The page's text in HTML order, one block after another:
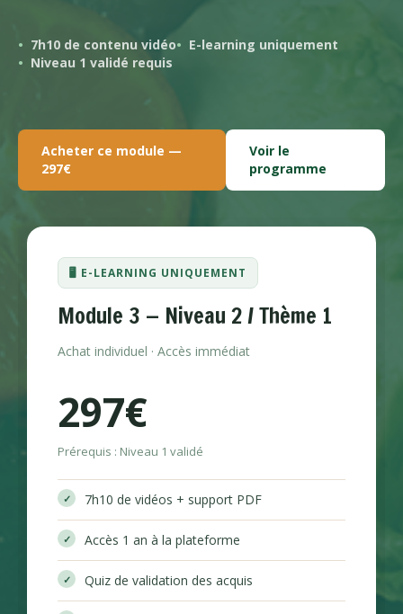
7h10 de contenu vidéo
E-learning uniquement
Niveau 1 validé requis
Acheter ce module —
297€
Voir le
programme
🖥️ E-LEARNING UNIQUEMENT
Module 3 — Niveau 2 / Thème 1
Achat individuel · Accès immédiat
297€
Prérequis : Niveau 1 validé
7h10 de vidéos + support PDF
Accès 1 an à la plateforme
Quiz de validation des acquis